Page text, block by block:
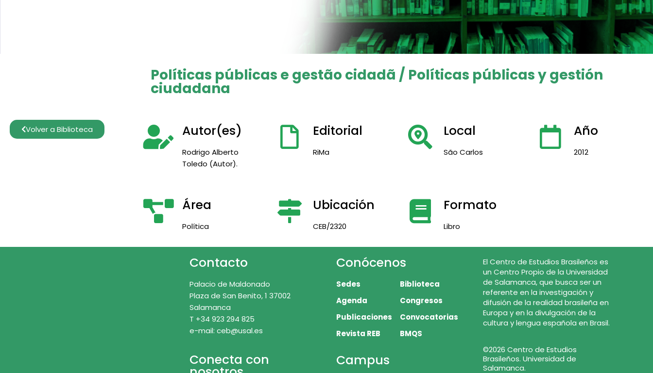
Políticas públicas e gestão cidadã / Políticas públicas y gestión
ciudadana
Volver a Biblioteca Autor(es)
Rodrigo Alberto
Toledo (Autor).
Editorial
RiMa
Local
São Carlos
Año
2012
Área
Política
Ubicación
CEB/2320
Formato
Libro
Contacto
Palacio de Maldonado
Plaza de San Benito, 1 37002
Salamanca
T +34 923 294 825
e-mail: ceb@usal.es
Conecta con
Conócenos
Sedes
Agenda
Publicaciones
Revista REB
Biblioteca
Congresos
Convocatorias
BMQS
Campus
El Centro de Estudios Brasileños es
un Centro Propio de la Universidad
de Salamanca, que busca ser un
referente en la investigación y
difusión de la realidad brasileña en
Europa y en la divulgación de la
cultura y lengua española en Brasil.
©2026 Centro de Estudios
Brasileños. Universidad de
Salamanca.